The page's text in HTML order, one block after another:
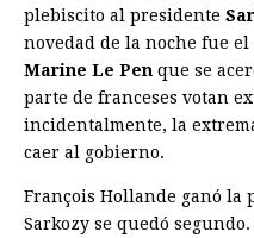
plebiscito al presidente
novedad de la noche fue
Marine Le Pen que se
parte de franceses votan
incidentalmente, la
caer al gobierno.
François Hollande ganó la
Sarkozy se quedó